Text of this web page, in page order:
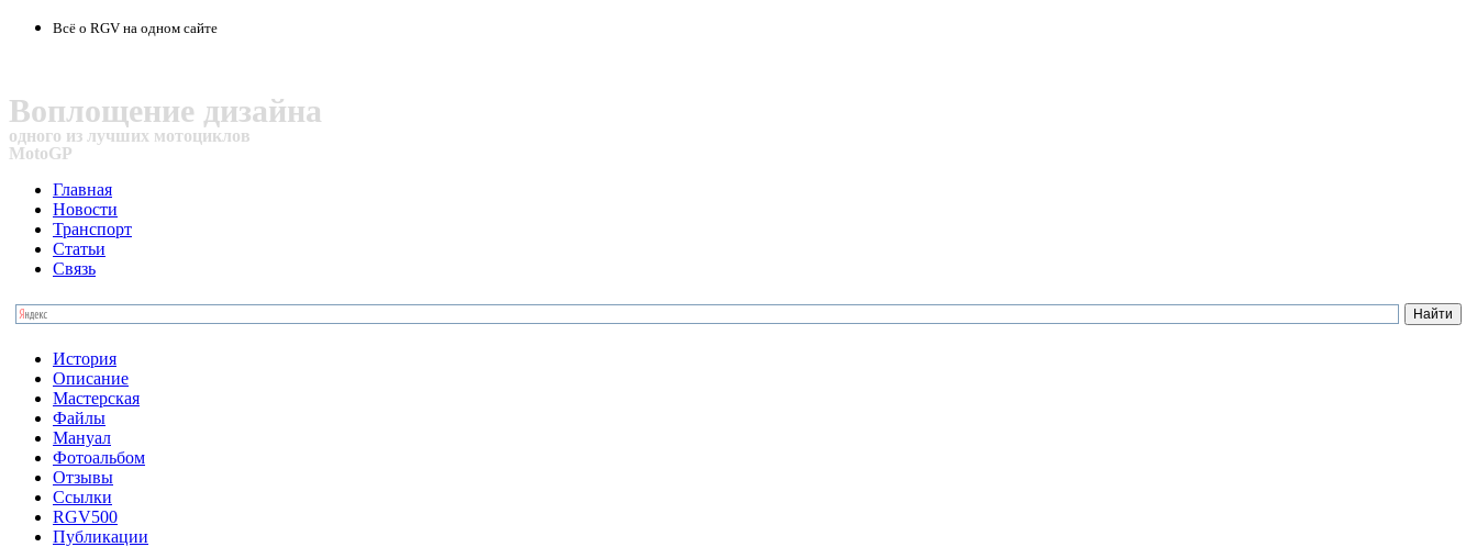
Всё о RGV на одном сайте
Воплощение дизайна
одного из лучших мотоциклов
MotoGP
Главная
Новости
Транспорт
Статьи
Связь
История
Описание
Мастерская
Файлы
Мануал
Фотоальбом
Отзывы
Ссылки
RGV500
Публикации